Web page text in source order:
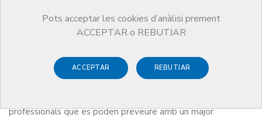
Pots acceptar les cookies d’anàlisi prement
ACCEPTAR o REBUTJAR
ACCEPTAR REBUTJAR
Seguretat Clínica
professionals que es poden preveure amb un major